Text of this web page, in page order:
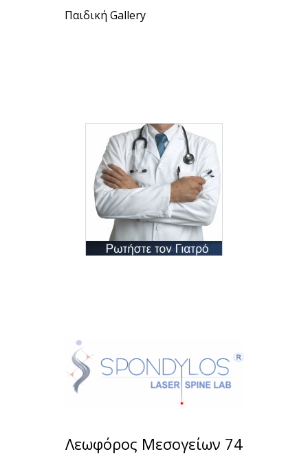
Παιδική Gallery
Λεωφόρος Μεσογείων 74